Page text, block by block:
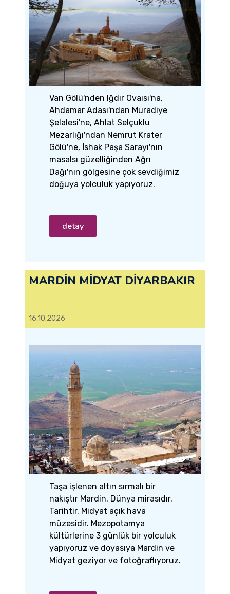
Van Gölü'nden Iğdır Ovaısı'na,
Ahdamar Adası'ndan Muradiye
Şelalesi'ne, Ahlat Selçuklu
Mezarlığı'ndan Nemrut Krater
Gölü'ne, İshak Paşa Sarayı'nın
masalsı güzelliğinden Ağrı
Dağı'nın gölgesine çok sevdiğimiz
doğuya yolculuk yapıyoruz.
detay
MARDİN MİDYAT DİYARBAKIR
16.10.2026
Taşa işlenen altın sırmalı bir
nakıştır Mardin. Dünya mirasıdır.
Tarihtir. Midyat açık hava
müzesidir. Mezopotamya
kültürlerine 3 günlük bir yolculuk
yapıyoruz ve doyasıya Mardin ve
Midyat geziyor ve fotoğraflıyoruz.